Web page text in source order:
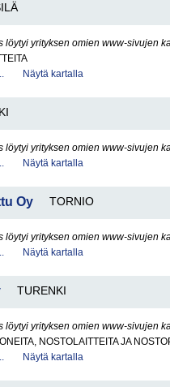
löytyi yrityksen omien www-sivujen
Näytä kartalla
löytyi yrityksen omien www-sivujen
Näytä kartalla
Oy TORNIO
löytyi yrityksen omien www-sivujen
Näytä kartalla
TURENKI
löytyi yrityksen omien www-sivujen
NOSTOLAITTEITA JA
Näytä kartalla